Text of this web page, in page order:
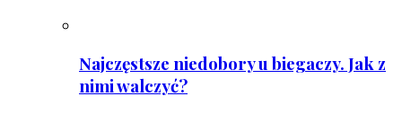
Najczęstsze niedobory u biegaczy. Jak z
nimi walczyć?